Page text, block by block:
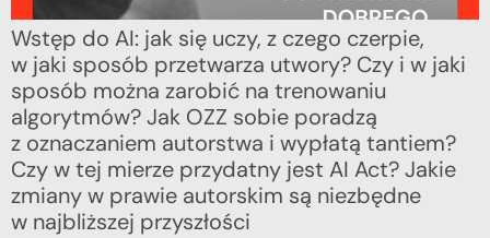
Wstęp do AI: jak się uczy, z czego czerpie,
w jaki sposób przetwarza utwory? Czy i w jaki
sposób można zarobić na trenowaniu
algorytmów? Jak OZZ sobie poradzą
z oznaczaniem autorstwa i wypłatą tantiem?
Czy w tej mierze przydatny jest AI Act? Jakie
zmiany w prawie autorskim są niezbędne
w najbliższej przyszłości